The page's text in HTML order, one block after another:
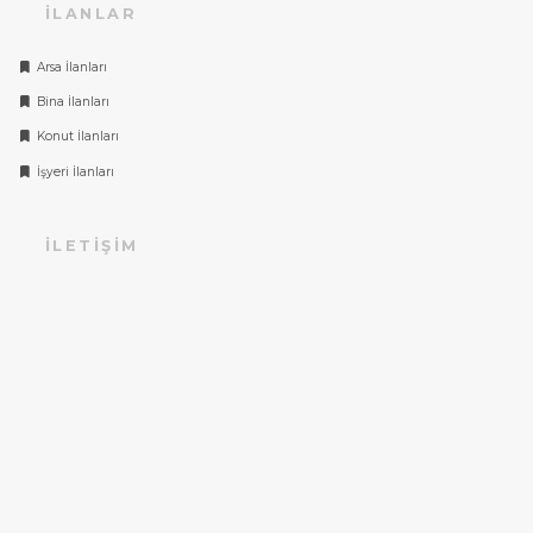
İLANLAR
Arsa İlanları
Bina İlanları
Konut İlanları
İşyeri İlanları
İLETIŞIM